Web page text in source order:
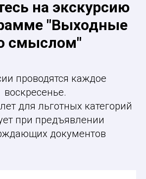
на экскурсию
"Выходные
смыслом"
проводятся каждое
воскресенье.
для льготных категорий
при предъявлении
документов